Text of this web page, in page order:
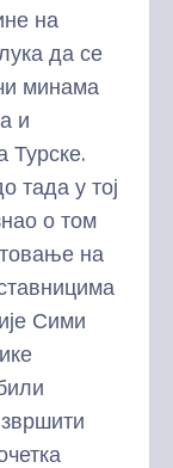
на
да се
минама
и
Турске.
тада у тој
о том
на
Сими